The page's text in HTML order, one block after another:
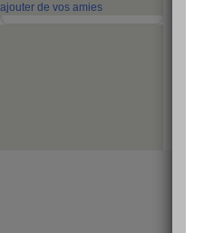
ajouter de vos amies